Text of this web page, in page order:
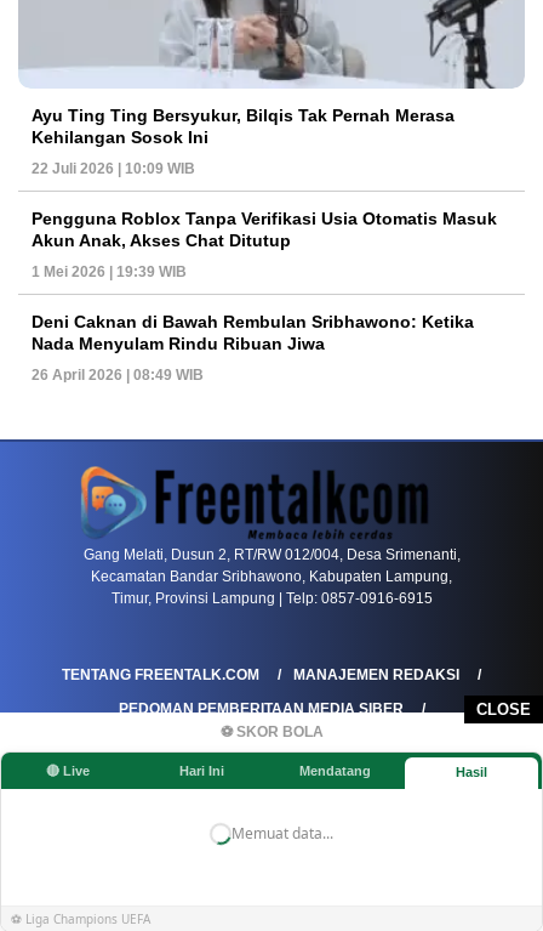
CLOSE
⚽ SKOR BOLA
🔴 Live Hari Ini Mendatang Hasil
Memuat data...
⚽ Liga Champions UEFA
Ayu Ting Ting Bersyukur, Bilqis Tak Pernah Merasa
Kehilangan Sosok Ini
22 Juli 2026 | 10:09 WIB
Pengguna Roblox Tanpa Verifikasi Usia Otomatis Masuk
Akun Anak, Akses Chat Ditutup
1 Mei 2026 | 19:39 WIB
Deni Caknan di Bawah Rembulan Sribhawono: Ketika
Nada Menyulam Rindu Ribuan Jiwa
26 April 2026 | 08:49 WIB
Gang Melati, Dusun 2, RT/RW 012/004, Desa Srimenanti,
Kecamatan Bandar Sribhawono, Kabupaten Lampung,
Timur, Provinsi Lampung | Telp: 0857-0916-6915
TENTANG FREENTALK.COM
MANAJEMEN REDAKSI
PEDOMAN PEMBERITAAN MEDIA SIBER
PEDOMAN PEMBERITAAN RAMAH ANAK
KOREKSI & KLARIFIKASI
KEBIJAKAN IKLAN / ADVERTORIAL